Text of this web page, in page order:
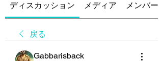
ディスカッション メディア メンバー
戻る
Gabbarisback